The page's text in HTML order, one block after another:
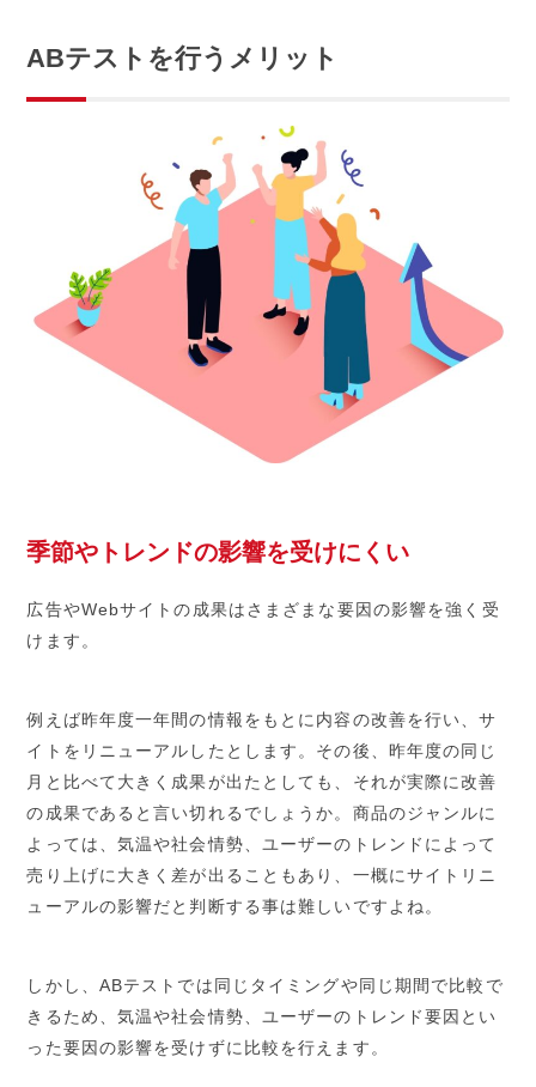
ABテストを行うメリット
季節やトレンドの影響を受けにくい
広告やWebサイトの成果はさまざまな要因の影響を強く受
けます。
例えば昨年度一年間の情報をもとに内容の改善を行い、サ
イトをリニューアルしたとします。その後、昨年度の同じ
月と比べて大きく成果が出たとしても、それが実際に改善
の成果であると言い切れるでしょうか。商品のジャンルに
よっては、気温や社会情勢、ユーザーのトレンドによって
売り上げに大きく差が出ることもあり、一概にサイトリニ
ューアルの影響だと判断する事は難しいですよね。
しかし、ABテストでは同じタイミングや同じ期間で比較で
きるため、気温や社会情勢、ユーザーのトレンド要因とい
った要因の影響を受けずに比較を行えます。